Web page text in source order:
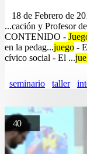
18 de Febrero de
...cación y Profesor
CONTENIDO -
en la pedag...juego -
cívico social - El ...
seminario taller
40